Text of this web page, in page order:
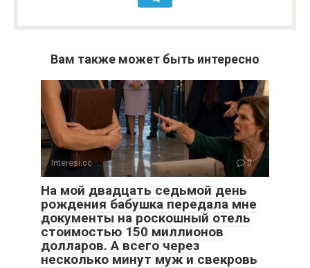
Вам также может быть интересно
Interesi.cc 0
На мой двадцать седьмой день
рождения бабушка передала мне
документы на роскошный отель
стоимостью 150 миллионов
долларов. А всего через
несколько минут муж и свекровь